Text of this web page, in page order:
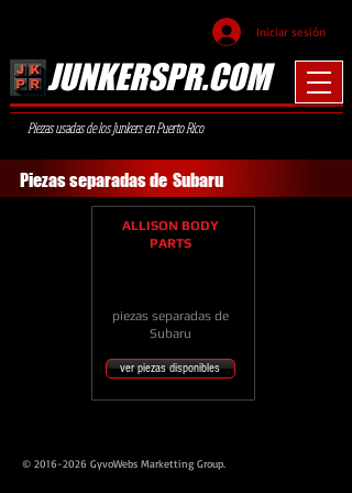
Iniciar sesión
JUNKERSPR.COM
Piezas usadas de los Junkers en Puerto Rico
Piezas separadas deSubaru
ALLISON BODY
PARTS
piezas separadas de
Subaru
ver piezas disponibles
© 2016-2026 GyvoWebs Marketting Group.